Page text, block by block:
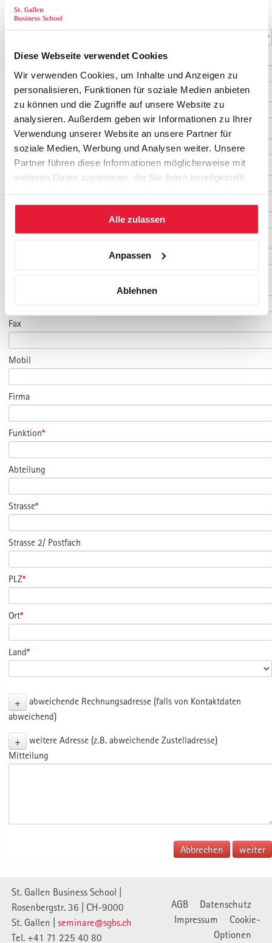
Diese Webseite verwendet Cookies
Wir verwenden Cookies, um Inhalte und Anzeigen zu
personalisieren, Funktionen für soziale Medien anbieten
zu können und die Zugriffe auf unsere Website zu
analysieren. Außerdem geben wir Informationen zu Ihrer
Verwendung unserer Website an unsere Partner für
soziale Medien, Werbung und Analysen weiter. Unsere
Partner führen diese Informationen möglicherweise mit
weiteren Daten zusammen, die Sie ihnen bereitgestellt
gesammelt haben.
Alle zulassen
Anpassen
Ablehnen
Kontaktdaten
Anrede*
Titel
Vorname*
Nachname*
Geburtsdatum
E-Mail*
Fax
Mobil
Firma
Funktion*
Abteilung
Strasse*
Strasse 2/ Postfach
PLZ*
Ort*
Land*
+
abweichende Rechnungsadresse (falls von Kontaktdaten
abweichend)
+
weitere Adresse (z.B. abweichende Zustelladresse)
Mitteilung
Abbrechen
St. Gallen Business School |
Rosenbergstr. 36 | CH-9000
St. Gallen | seminare@sgbs.ch
Tel. +41 71 225 40 80
AGB
Datenschutz
Impressum
Cookie-
Optionen